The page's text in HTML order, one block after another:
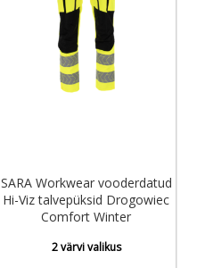
SARA Workwear vooderdatud
Hi-Viz talvepüksid Drogowiec
Comfort Winter
2 värvi valikus